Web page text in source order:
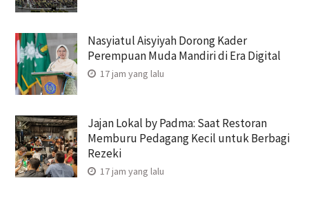
Nasyiatul Aisyiyah Dorong Kader
Perempuan Muda Mandiri di Era Digital
17 jam yang lalu
Jajan Lokal by Padma: Saat Restoran
Memburu Pedagang Kecil untuk Berbagi
Rezeki
17 jam yang lalu